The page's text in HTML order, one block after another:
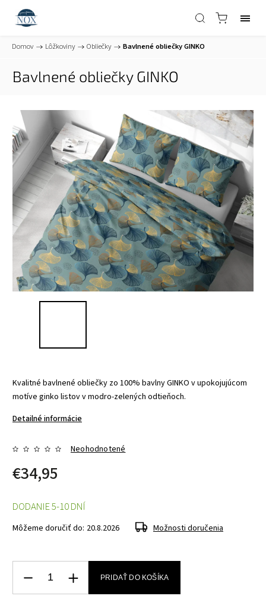
Domov / Lôžkoviny / Obliečky / Bavlnené obliečky GINKO
Bavlnené obliečky GINKO
Kvalitné bavlnené obliečky zo 100% bavlny GINKO v upokojujúcom
motíve ginko listov v modro-zelených odtieňoch.
Detailné informácie
Neohodnotené
€34,95
DODANIE 5-10 DNÍ
Môžeme doručiť do: 20.8.2026 Možnosti doručenia
PRIDAŤ DO KOŠÍKA